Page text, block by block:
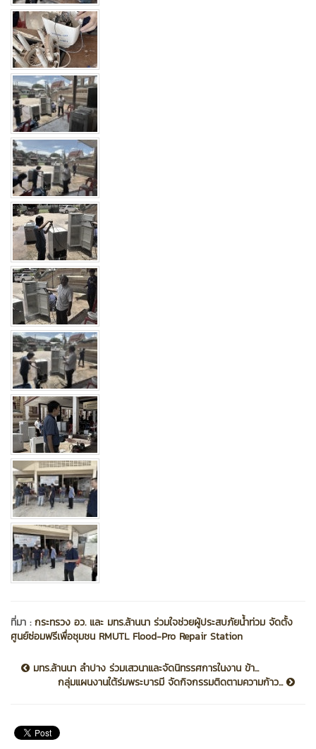
ที่มา :กระทรวง อว. และ มทร.ล้านนา ร่วมใจช่วยผู้ประสบภัยน้ำท่วม จัดตั้ง
ศูนย์ซ่อมฟรีเพื่อชุมชน RMUTL Flood-Pro Repair Station
มทร.ล้านนา ลำปาง ร่วมเสวนาและจัดนิทรรศการในงาน ข้า...
กลุ่มแผนงานใต้ร่มพระบารมี จัดกิจกรรมติดตามความก้าว...